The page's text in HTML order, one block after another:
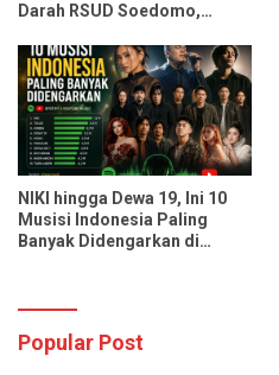
Darah RSUD Soedomo,
Pasien Sekali Pelayanan
NIKI hingga Dewa 19, Ini 10
Musisi Indonesia Paling
Banyak Didengarkan di
Popular Post